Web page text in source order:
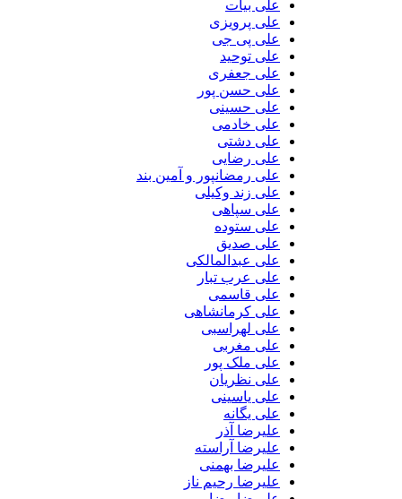
علی بیات
علی پرویزی
علی پی جی
علی توحید
علی جعفری
علی حسن پور
علی حسینی
علی خادمی
علی دشتی
علی رضایی
علی رمضانپور و آمین بند
علی زند وکیلی
علی سپاهی
علی ستوده
علی صدیق
علی عبدالمالکی
علی عرب تبار
علی قاسمی
علی کرمانشاهی
علی لهراسبی
علی مغربی
علی ملک پور
علی نظریان
علی یاسینی
علی یگانه
علیرضا آذر
علیرضا آراسته
علیرضا بهمنی
علیرضا رحیم ناز